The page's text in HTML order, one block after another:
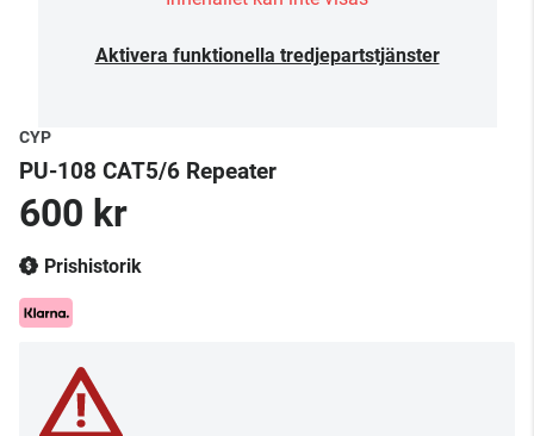
Aktivera funktionella tredjepartstjänster
CYP
PU-108 CAT5/6 Repeater
600 kr
Prishistorik